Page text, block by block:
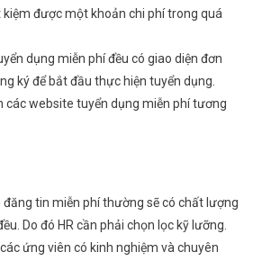
kiệm được một khoản chi phí trong quá
dụng miễn phí đều có giao diện đơn
ký để bắt đầu thực hiện tuyển dụng.
các website tuyển dụng miễn phí tương
tin miễn phí thường sẽ có chất lượng
Do đó HR cần phải chọn lọc kỹ lưỡng.
ứng viên có kinh nghiệm và chuyên